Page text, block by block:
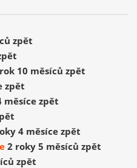
zpět
10 měsíců zpět
zpět
měsíce zpět
4 měsíce zpět
2 roky 5 měsíců zpět
zpět